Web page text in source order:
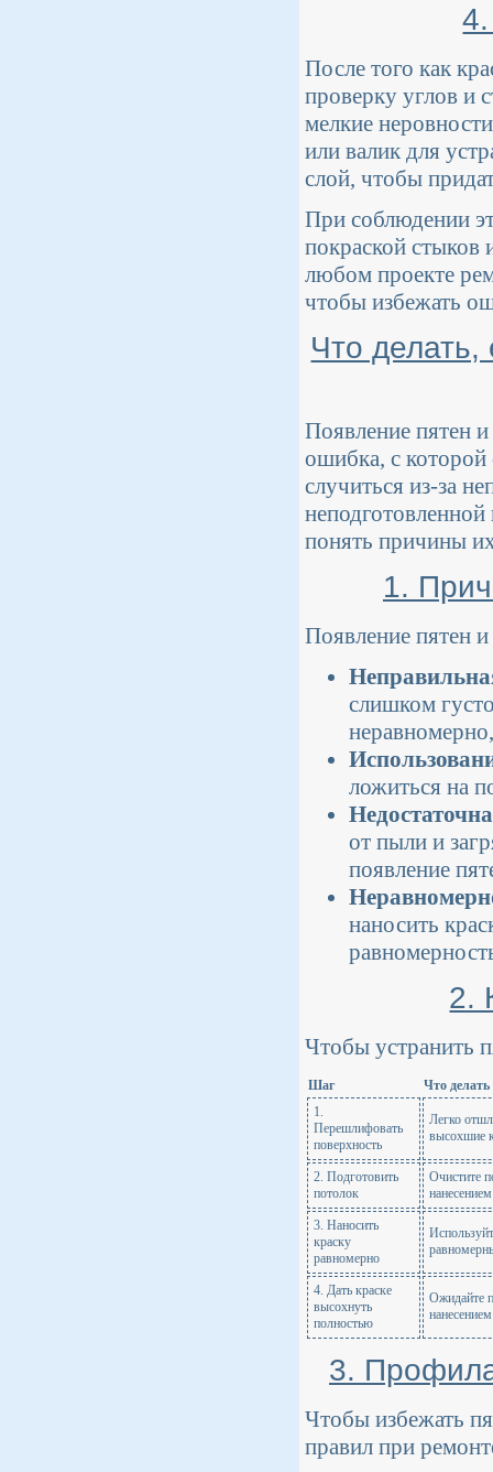
После того как
проверку углов и
мелкие
или валик для
слой, чтобы
При соблюдении
покраской стыков
любом проекте
чтобы избежать
Что делать,
Появление пятен
ошибка, с
случиться из-за
понять причины
1.
Появление пятен
слишком
ложиться на
от пыли и
появление
наносить
2.
Чтобы устранить
Шаг
Что делать
1.
Перешлифовать
поверхность
Легко
высохшие
2. Подготовить
потолок
Очистите
3. Наносить
краску
равномерно
4. Дать краске
высохнуть
полностью
Ожидайте
3.
Чтобы избежать
правил при